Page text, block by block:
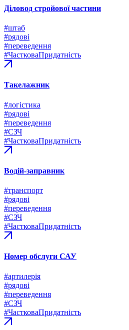
Діловод стройової частини
#штаб
#рядові
#переведення
#ЧастковаПридатність
Такелажник
#логістика
#рядові
#переведення
#СЗЧ
#ЧастковаПридатність
Водій-заправник
#транспорт
#рядові
#переведення
#СЗЧ
#ЧастковаПридатність
Номер обслуги САУ
#артилерія
#рядові
#переведення
#СЗЧ
#ЧастковаПридатність